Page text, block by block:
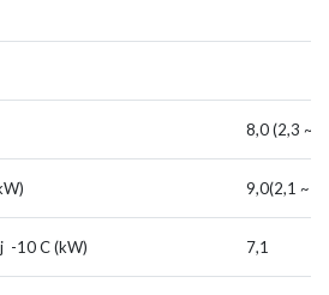
8,0 (2,3 ~
9,0(2,1 ~
-10 C (kW) 7,1